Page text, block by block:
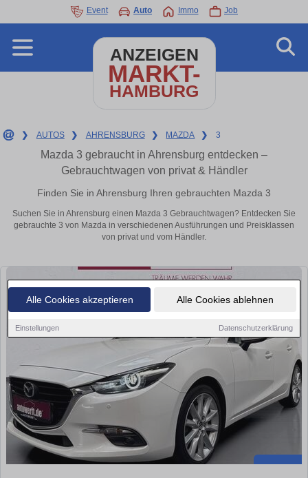
Alle Cookies akzeptieren Alle Cookies ablehnen
Einstellungen Datenschutzerklärung
Event Auto Immo Job
ANZEIGEN
MARKT-
HAMBURG
❯ AUTOS ❯ AHRENSBURG ❯ MAZDA ❯ 3
Mazda 3 gebraucht in Ahrensburg entdecken –
Gebrauchtwagen von privat & Händler
Finden Sie in Ahrensburg Ihren gebrauchten Mazda 3
Suchen Sie in Ahrensburg einen Mazda 3 Gebrauchtwagen? Entdecken Sie
gebrauchte 3 von Mazda in verschiedenen Ausführungen und Preisklassen
von privat und vom Händler.